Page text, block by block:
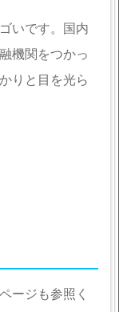
いです。国内
機関をつかっ
りと目を光ら
ージも参照く